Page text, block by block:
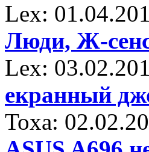
Lex:
Люди, Ж-
Lex:
екранный
Toxa: